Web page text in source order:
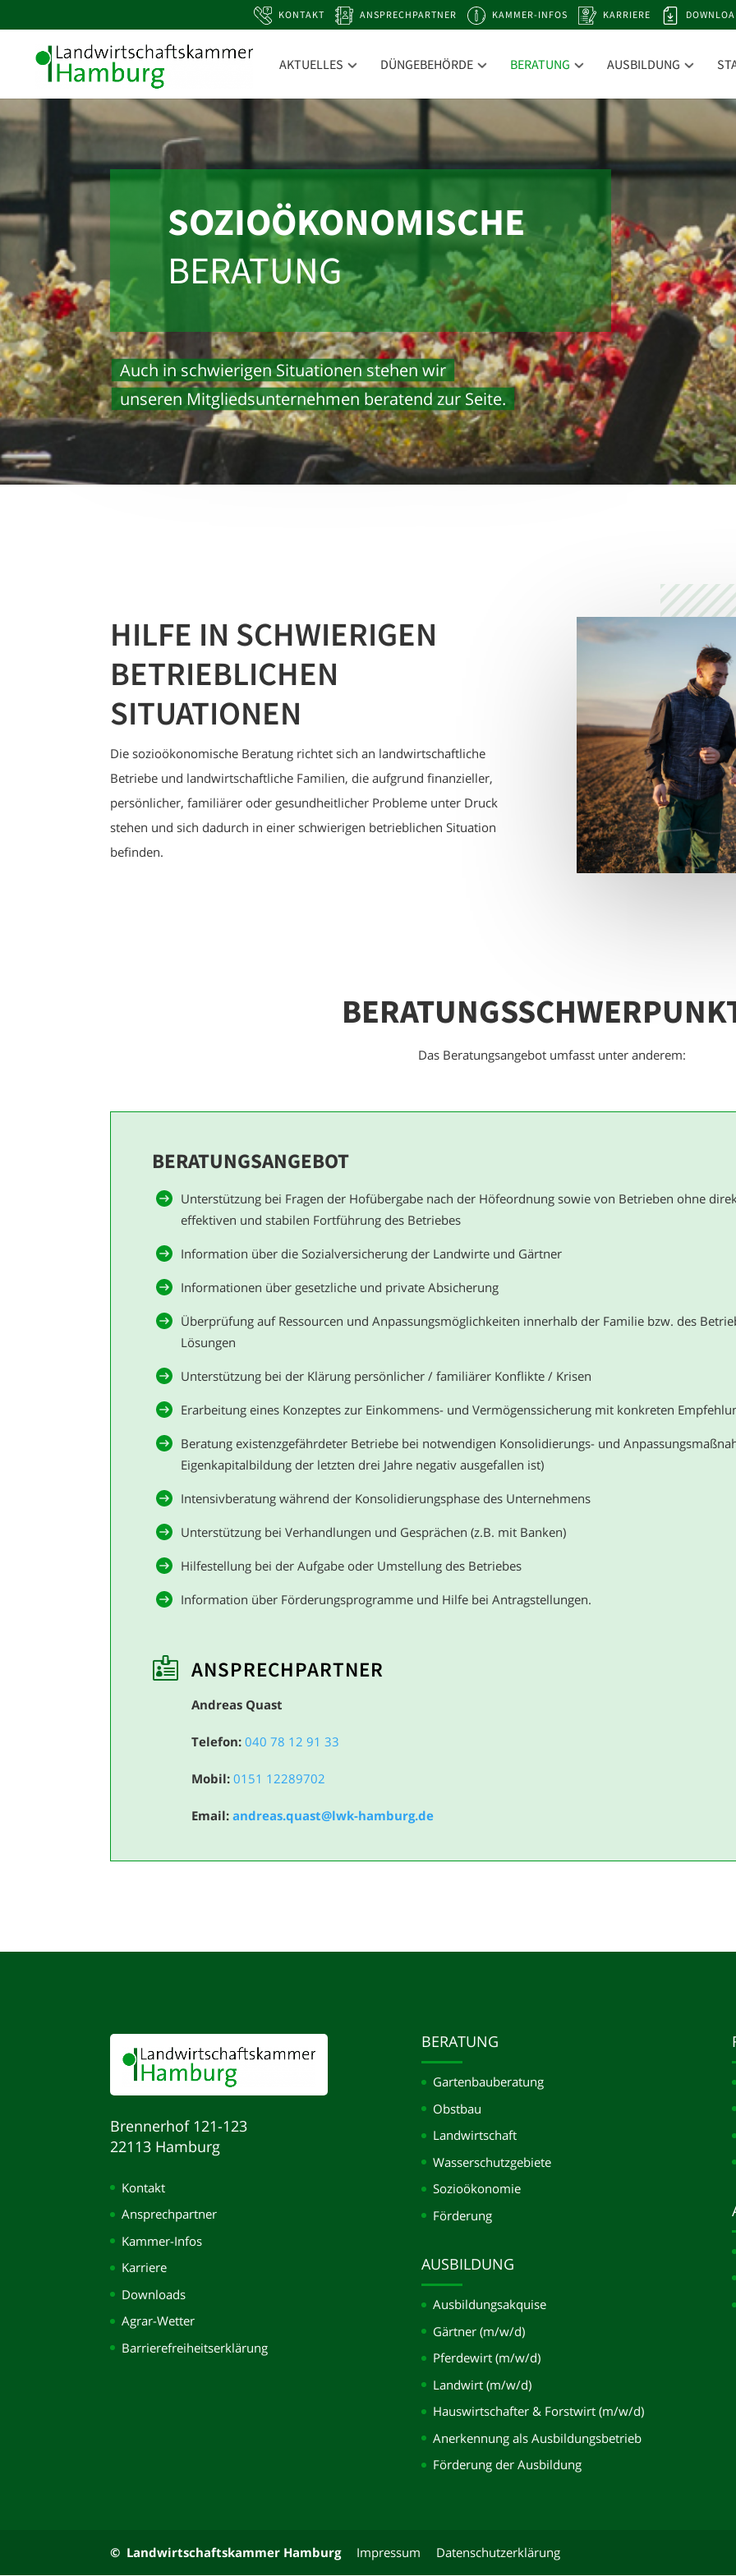
KONTAKT ANSPRECHPARTNER KAMMER-INFOS KARRIERE
AKTUELLES DÜNGEBEHÖRDE BERATUNG AUSBILDUNG
SOZIO­ÖKONOMISCHE
BERATUNG
Auch in schwierigen Situationen stehen wir
unseren Mitglieds­unternehmen beratend zur Seite.
HILFE IN SCHWIERIGEN
BETRIEBLICHEN
SITUATIONEN
Die sozioökonomische Beratung richtet sich an landwirtschaftliche
Betriebe und landwirtschaftliche Familien, die aufgrund finanzieller,
persönlicher, familiärer oder gesundheitlicher Probleme unter Druck
stehen und sich dadurch in einer schwierigen betrieblichen Situation
befinden.
Das Beratungsangebot umfasst unter anderem:
BERATUNGSANGEBOT
Unterstützung bei Fragen der Hofübergabe nach der Höfeordnung sowie von Betrieben ohne
effektiven und stabilen Fortführung des Betriebes
Information über die Sozialversicherung der Landwirte und Gärtner
Informationen über gesetzliche und private Absicherung
Überprüfung auf Ressourcen und Anpassungsmöglichkeiten innerhalb der Familie bzw. des
Lösungen
Unterstützung bei der Klärung persönlicher / familiärer Konflikte / Krisen
Erarbeitung eines Konzeptes zur Einkommens- und Vermögenssicherung mit konkreten
Beratung existenzgefährdeter Betriebe bei notwendigen Konsolidierungs- und
Eigenkapitalbildung der letzten drei Jahre negativ ausgefallen ist)
Intensivberatung während der Konsolidierungsphase des Unternehmens
Unterstützung bei Verhandlungen und Gesprächen (z.B. mit Banken)
Hilfestellung bei der Aufgabe oder Umstellung des Betriebes
Information über Förderungsprogramme und Hilfe bei Antragstellungen.
 ANSPRECH­PARTNER
Andreas Quast
Telefon: 040 78 12 91 33
Mobil: 0151 12289702
Email: andreas.quast@lwk-hamburg.de
Brennerhof 121-123
22113 Hamburg
Kontakt
Ansprechpartner
Kammer-Infos
Karriere
Downloads
Agrar-Wetter
Barrierefreiheitserklärung
BERATUNG
Gartenbauberatung
Obstbau
Landwirtschaft
Wasserschutzgebiete
Sozioökonomie
Förderung
AUSBILDUNG
Ausbildungsakquise
Gärtner (m/w/d)
Pferdewirt (m/w/d)
Landwirt (m/w/d)
Hauswirtschafter & Forstwirt (m/w/d)
Anerkennung als Ausbildungsbetrieb
Förderung der Ausbildung
© Landwirtschaftskammer Hamburg Impressum Datenschutzerklärung